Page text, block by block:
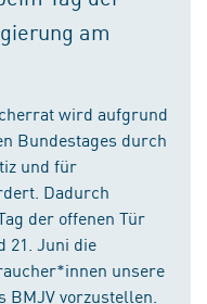
am
wird aufgrund
Bundestages durch
und für
Dadurch
der offenen Tür
21. Juni die
unsere
vorzustellen.